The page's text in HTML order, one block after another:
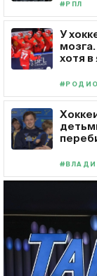
#РПЛ
У
хотя